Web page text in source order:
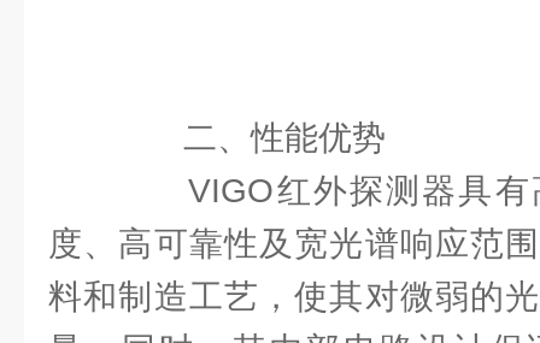
二、性能优势
VIGO红外探测器具有
度、高可靠性及宽光谱响应范
料和制造工艺，使其对微弱的